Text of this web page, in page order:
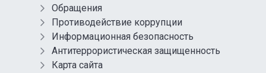
Обращения
Противодействие коррупции
Информационная безопасность
Антитеррористическая защищенность
Карта сайта